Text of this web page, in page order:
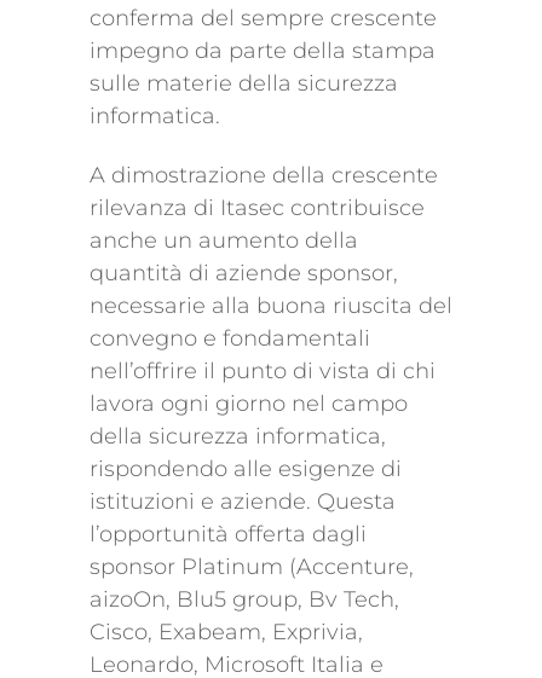
conferma del sempre crescente
impegno da parte della stampa
sulle materie della sicurezza
informatica.
A dimostrazione della crescente
rilevanza di Itasec contribuisce
anche un aumento della
quantità di aziende sponsor,
necessarie alla buona riuscita del
convegno e fondamentali
nell’offrire il punto di vista di chi
lavora ogni giorno nel campo
della sicurezza informatica,
rispondendo alle esigenze di
istituzioni e aziende. Questa
l’opportunità offerta dagli
sponsor Platinum (Accenture,
aizoOn, Blu5 group, Bv Tech,
Cisco, Exabeam, Exprivia,
Leonardo, Microsoft Italia e